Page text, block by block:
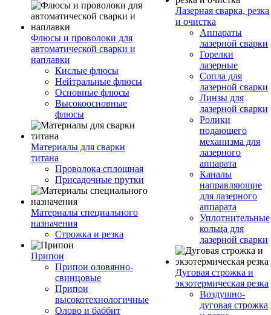
Флюсы и проволоки для
автоматической сварки и
наплавки
Кислые флюсы
Нейтральные флюсы
Основные флюсы
Высокоосновные
флюсы
Материалы для сварки
титана
Проволока сплошная
Присадочные прутки
Материалы специального
назначения
Строжка и резка
Припои
Припои оловянно-
свинцовые
Припои
высокотехнологичные
Олово и баббит
Лазерная сварка, резка
и очистка
Аппараты
лазерной сварки
Горелки
лазерные
Сопла для
лазерной сварки
Линзы для
лазерной сварки
Ролики
подающего
механизма для
лазерного
аппарата
Каналы
направляющие
для лазерного
аппарата
Уплотнительные
кольца для
лазерной сварки
Дуговая строжка и
экзотермическая резка
Воздушно-
дуговая строжка